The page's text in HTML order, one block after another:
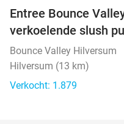
Entree Bounce
verkoelende slush
Bounce Valley Hilversum
Hilversum (13 km)
Verkocht: 1.879